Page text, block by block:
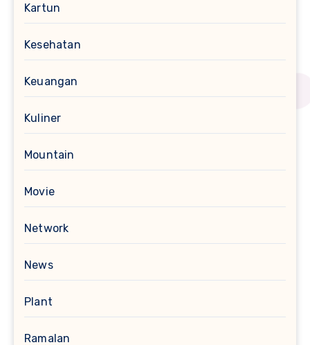
Kartun
Kesehatan
Keuangan
Kuliner
Mountain
Movie
Network
News
Plant
Ramalan